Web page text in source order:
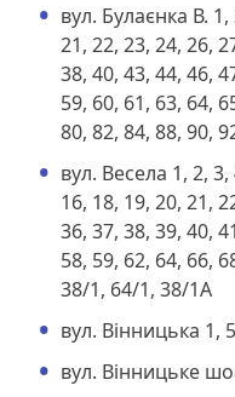
вул. Булаєнка В.
21, 22, 23, 24, 26,
38, 40, 43, 44, 46,
59, 60, 61, 63, 64,
80, 82, 84, 88, 90,
вул. Весела 1, 2,
16, 18, 19, 20, 21,
36, 37, 38, 39, 40,
58, 59, 62, 64, 66,
38/1, 64/1, 38/1А
вул. Вінницька 1,
вул. Вінницьке